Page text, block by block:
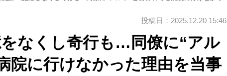
投稿日：2025.12.20 15:46
なくし奇行も…同僚に“アル
院に行けなかった理由を当事